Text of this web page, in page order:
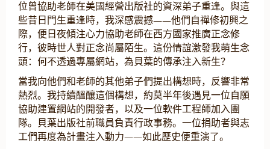
位曾協助老師在美國經營出版社的資深弟子重逢。與這
些昔日門生重逢時，我深感震撼——他們自禪修初興之
際，便日夜傾注心力協助老師在西方國家推廣正念修
行，彼時世人對正念尚屬陌生。這份情誼激發我萌生念
頭：何不透過專屬網站，為貝葉的傳承注入新生？
當我向他們和老師的其他弟子們提出構想時，反響非常
熱烈。我持續醞釀這個構想，約莫半年後遇見一位自願
協助建置網站的開發者，以及一位軟件工程師加入團
隊。貝葉出版社前職員負責行政事務。一位捐助者與志
工們再度為計畫注入動力——如此歷史便重演了。